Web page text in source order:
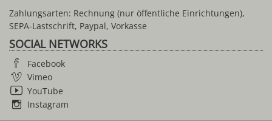
Zahlungsarten: Rechnung (nur öffentliche Einrichtungen),
SEPA-Lastschrift, Paypal, Vorkasse
SOCIAL NETWORKS
Facebook
Vimeo
YouTube
Instagram